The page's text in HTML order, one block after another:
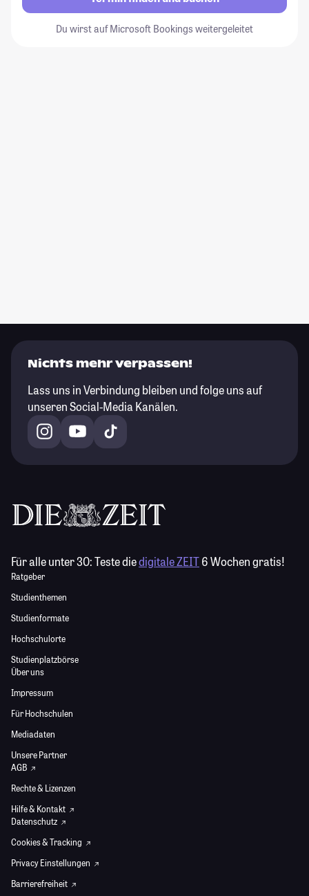
Du wirst auf Microsoft Bookings weitergeleitet
Nichts mehr verpassen!
Lass uns in Verbindung bleiben und folge uns auf
unseren Social-Media Kanälen.
Für alle unter 30:Teste diedigitale ZEIT6 Wochen gratis!
Ratgeber
Studienthemen
Studienformate
Hochschulorte
Studienplatzbörse
Über uns
Impressum
Für Hochschulen
Mediadaten
Unsere Partner
AGB
Rechte & Lizenzen
Hilfe & Kontakt
Datenschutz
Cookies & Tracking
Privacy Einstellungen
Barrierefreiheit